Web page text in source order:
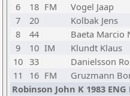
6 18 FM Vogel Jaap
7
20 Kolbak Jens
8
44 Baeta Marcio
9
10 IM Klundt Klaus
10 33 Danielsson
11
16 FM Gruzmann
Robinson John K 1983 ENG